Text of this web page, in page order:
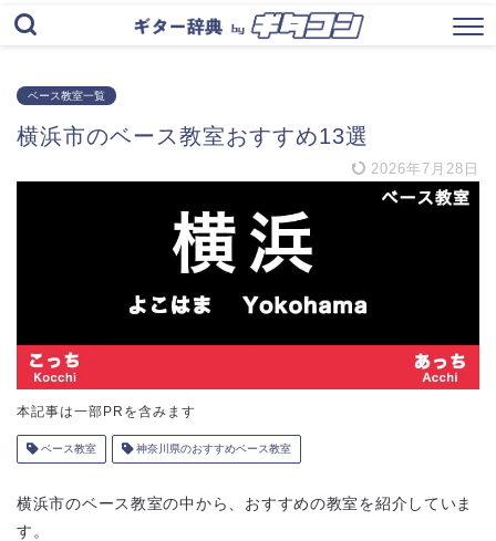
ベース教室一覧
横浜市のベース教室おすすめ13選
2026年7月28日
本記事は一部PRを含みます
ベース教室 神奈川県のおすすめベース教室
横浜市のベース教室の中から、おすすめの教室を紹介していま
す。